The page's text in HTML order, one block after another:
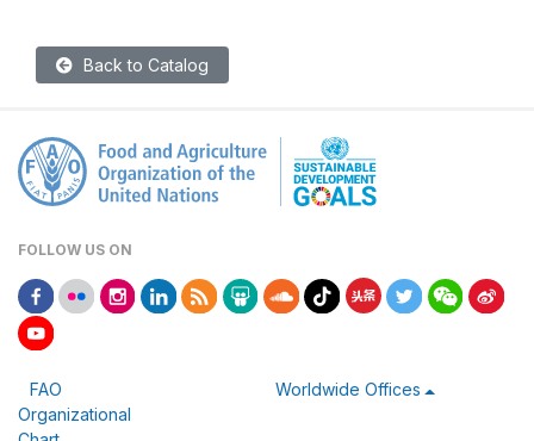
Back to Catalog
FOLLOW US ON
FAO
Organizational
Worldwide Offices